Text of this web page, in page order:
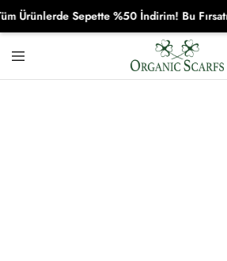
Organikscarf
Sepette %50 İndirim! Bu Fırsatı